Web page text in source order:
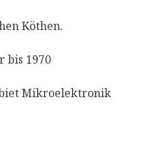
Köthen.
bis 1970
Mikroelektronik